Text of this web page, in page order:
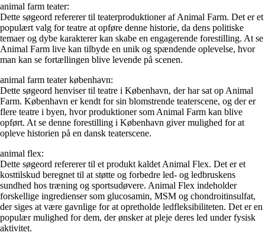
animal farm teater:
Dette søgeord refererer til teaterproduktioner af Animal Farm. Det er et
populært valg for teatre at opføre denne historie, da dens politiske
temaer og dybe karakterer kan skabe en engagerende forestilling. At se
Animal Farm live kan tilbyde en unik og spændende oplevelse, hvor
man kan se fortællingen blive levende på scenen.
animal farm teater københavn:
Dette søgeord henviser til teatre i København, der har sat op Animal
Farm. København er kendt for sin blomstrende teaterscene, og der er
flere teatre i byen, hvor produktioner som Animal Farm kan blive
opført. At se denne forestilling i København giver mulighed for at
opleve historien på en dansk teaterscene.
animal flex:
Dette søgeord refererer til et produkt kaldet Animal Flex. Det er et
kosttilskud beregnet til at støtte og forbedre led- og ledbruskens
sundhed hos træning og sportsudøvere. Animal Flex indeholder
forskellige ingredienser som glucosamin, MSM og chondroitinsulfat,
der siges at være gavnlige for at opretholde ledfleksibiliteten. Det er en
populær mulighed for dem, der ønsker at pleje deres led under fysisk
aktivitet.